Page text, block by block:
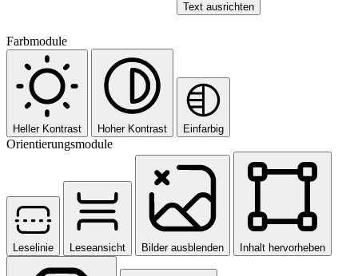
Text ausrichten
Farbmodule
Heller Kontrast Hoher Kontrast Einfarbig
Orientierungsmodule
Leselinie Leseansicht Bilder ausblenden Inhalt hervorheben